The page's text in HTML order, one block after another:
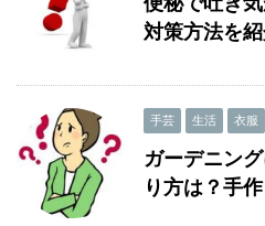
対策方法を
手芸 生活 衣服
ガーデニン
り方は？手